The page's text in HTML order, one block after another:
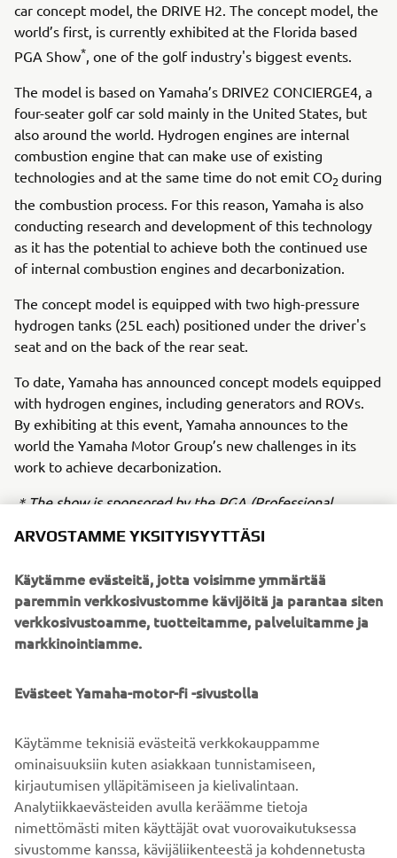
car concept model, the DRIVE H2. The concept model, the
world’s first, is currently exhibited at the Florida based
PGA Show*, one of the golf industry's biggest events.
The model is based on Yamaha’s DRIVE2 CONCIERGE4, a
four-seater golf car sold mainly in the United States, but
also around the world. Hydrogen engines are internal
combustion engine that can make use of existing
technologies and at the same time do not emit CO2during
the combustion process. For this reason, Yamaha is also
conducting research and development of this technology
as it has the potential to achieve both the continued use
of internal combustion engines and decarbonization.
The concept model is equipped with two high-pressure
hydrogen tanks (25L each) positioned under the driver's
seat and on the back of the rear seat.
To date, Yamaha has announced concept models equipped
with hydrogen engines, including generators and ROVs.
By exhibiting at this event, Yamaha announces to the
world the Yamaha Motor Group’s new challenges in its
work to achieve decarbonization.
＊The show is sponsored by the PGA (Professional
events in the industry, bringing together products and
world. The event is held every January, and this year it is
open to the public from January 24 to 26.
Reference: PGA Show official website
- https://www.pgashow.com/
ARVOSTAMME YKSITYISYYTTÄSI
Käytämme evästeitä, jotta voisimme ymmärtää
paremmin verkkosivustomme kävijöitä ja parantaa siten
verkkosivustoamme, tuotteitamme, palveluitamme ja
markkinointiamme.
Evästeet Yamaha-motor-fi -sivustolla
Käytämme teknisiä evästeitä verkkokauppamme
ominaisuuksiin kuten asiakkaan tunnistamiseen,
kirjautumisen ylläpitämiseen ja kielivalintaan.
Analytiikkaevästeiden avulla keräämme tietoja
nimettömästi miten käyttäjät ovat vuorovaikutuksessa
sivustomme kanssa, kävijäliikenteestä ja kohdennetusta